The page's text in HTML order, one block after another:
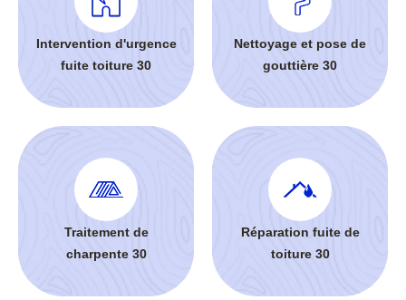
Intervention d'urgence
fuite toiture 30
Nettoyage et pose de
gouttière 30
Traitement de
charpente 30
Réparation fuite de
toiture 30